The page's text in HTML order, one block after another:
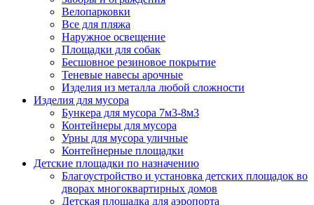
Велопарковки
Все для пляжа
Наружное освещение
Площадки для собак
Бесшовное резиновое покрытие
Теневые навесы арочные
Изделия из металла любой сложности
Изделия для мусора
Бункера для мусора 7м3-8м3
Контейнеры для мусора
Урны для мусора уличные
Контейнерные площадки
Детские площадки по назначению
Благоустройство и установка детских площадок во
дворах многоквартирных домов
Детская площадка для аэропорта